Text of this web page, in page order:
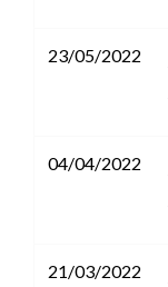
23/05/2022
04/04/2022
21/03/2022